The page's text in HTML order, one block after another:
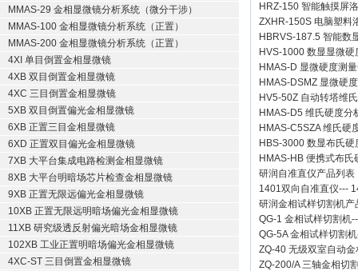
MMAS-29 金相显微镜分析系统（微分干涉）
MMAS-100 金相显微镜分析系统（正置）
MMAS-200 金相显微镜分析系统（正置）
4XI 单目倒置金相显微镜
4XB 双目倒置金相显微镜
4XC 三目倒置金相显微镜
5XB 双目倒置偏光金相显微镜
6XB 正置三目金相显微镜
6XD 正置双目偏光金相显微镜
7XB 大平台集成电路检测金相显微镜
8XB 大平台明暗场芯片检查金相显微镜
9XB 正置无限远偏光金相显微镜
10XB 正置无限远明暗场偏光金相显微镜
11XB 研究级透反射偏光暗场金相显微镜
102XB 工业正置明暗场偏光金相显微镜
4XC-ST 三目倒置金相显微镜
HRZ-150 智能触摸屏
ZXHR-150S 电脑塑料
HBRVS-187.5 智能数
HVS-1000 数显显微硬
HMAS-D 显微硬度测
HMAS-DSMZ 显微硬
HV5-50Z 自动转塔维
HMAS-D5 维氏硬度分
HMAS-C5SZA 维氏硬
HBS-3000 数显布氏硬
HMAS-HB 便携式布氏
研润自准直仪产品列表
1401双向自准直仪---
研润金相试样切割机产
QG-1 金相试样切割机
QG-5A 金相试样切割机
ZQ-40 无级双室自动金
ZQ-200/A 三轴金相切